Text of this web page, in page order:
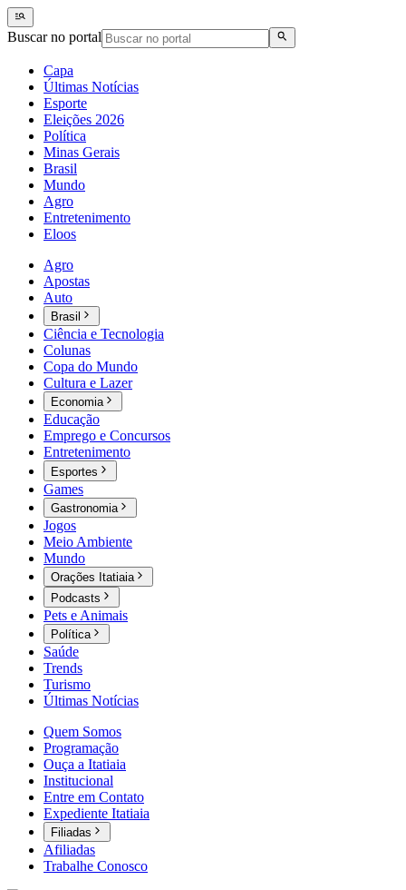
Buscar no portal
Capa
Últimas Notícias
Esporte
Eleições 2026
Política
Minas Gerais
Brasil
Mundo
Agro
Entretenimento
Eloos
Agro
Apostas
Auto
Brasil
Ciência e Tecnologia
Colunas
Copa do Mundo
Cultura e Lazer
Economia
Educação
Emprego e Concursos
Entretenimento
Esportes
Games
Gastronomia
Jogos
Meio Ambiente
Mundo
Orações Itatiaia
Podcasts
Pets e Animais
Política
Saúde
Trends
Turismo
Últimas Notícias
Quem Somos
Programação
Ouça a Itatiaia
Institucional
Entre em Contato
Expediente Itatiaia
Filiadas
Afiliadas
Trabalhe Conosco